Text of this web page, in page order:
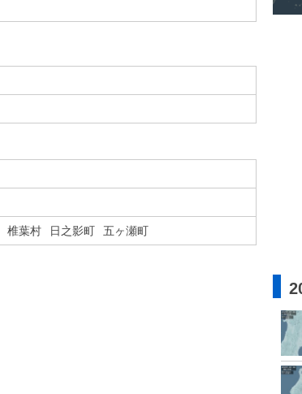
椎葉村 日之影町 五ヶ瀬町